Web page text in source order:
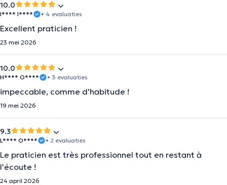
10.0
I**** I**** • 4 evaluaties
Excellent praticien !
23 mei 2026
10.0
H**** O**** • 3 evaluaties
impeccable, comme d'habitude !
19 mei 2026
9.3
L**** O**** • 2 evaluaties
Le praticien est très professionnel tout en restant à
l'écoute !
24 april 2026